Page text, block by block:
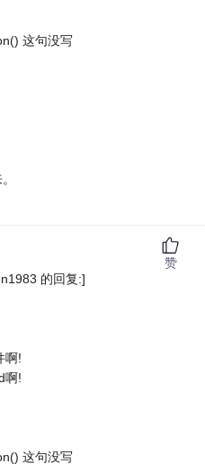
这句没写
的回复:]
啊!
啊!
这句没写
赞